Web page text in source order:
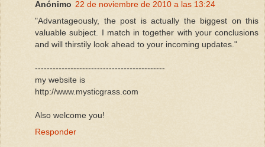
Anónimo 22 de noviembre de 2010 a las 13:24
"Advantageously, the post is actually the biggest on this
valuable subject. I match in together with your conclusions
and will thirstily look ahead to your incoming updates."
--------------------------------------------
my website is
http://www.mysticgrass.com
Also welcome you!
Responder